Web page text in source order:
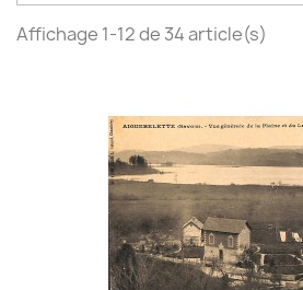
Affichage 1-12 de 34 article(s)